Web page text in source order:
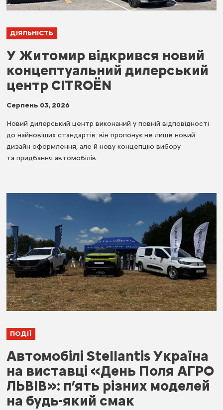
ДІЯЛЬНІСТЬ
У Житомир відкрився новий
концептуальний дилерський
центр CITROËN
Серпень 03, 2026
Новий дилерський центр виконаний у повній відповідності
до найновіших стандартів: він пропонує не лише новий
дизайн оформлення, але й нову концепцію вибору
та придбання автомобілів.
ПОДІЇ
Автомобілі Stellantis Україна
на виставці «День Поля АГРО
ЛЬВІВ»: п’ять різних моделей
на будь-який смак